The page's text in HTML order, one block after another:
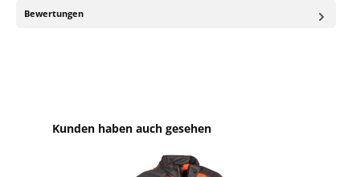
Bewertungen
Produktgalerie überspringen
Kunden haben auch gesehen